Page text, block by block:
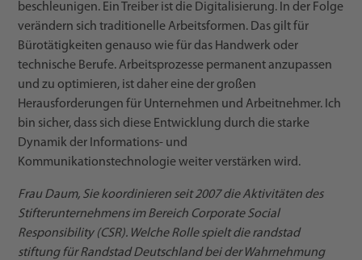
beschleunigen. Ein Treiber ist die Digitalisierung. In der Folge
verändern sich traditionelle Arbeitsformen. Das gilt für
Bürotätigkeiten genauso wie für das Handwerk oder
technische Berufe. Arbeitsprozesse permanent anzupassen
und zu optimieren, ist daher eine der großen
Herausforderungen für Unternehmen und Arbeitnehmer. Ich
bin sicher, dass sich diese Entwicklung durch die starke
Dynamik der Informations- und
Kommunikationstechnologie weiter verstärken wird.
Frau Daum, Sie koordinieren seit 2007 die Aktivitäten des
Stifterunternehmens im Bereich Corporate Social
Responsibility (CSR). Welche Rolle spielt die randstad
stiftung für Randstad Deutschland bei der Wahrnehmung